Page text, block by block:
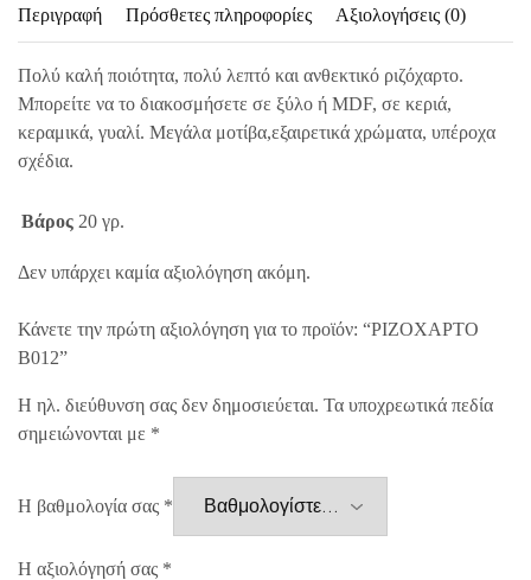
Περιγραφή Πρόσθετες πληροφορίες Αξιολογήσεις (0)
Πολύ καλή ποιότητα, πολύ λεπτό και ανθεκτικό ριζόχαρτο.
Μπορείτε να το διακοσμήσετε σε ξύλο ή MDF, σε κεριά,
κεραμικά, γυαλί. Μεγάλα μοτίβα,εξαιρετικά χρώματα, υπέροχα
σχέδια.
Βάρος 20 γρ.
Δεν υπάρχει καμία αξιολόγηση ακόμη.
Κάνετε την πρώτη αξιολόγηση για το προϊόν: “ΡΙΖΟΧΑΡΤΟ
B012”
Η ηλ. διεύθυνση σας δεν δημοσιεύεται. Τα υποχρεωτικά πεδία
σημειώνονται με *
Η βαθμολογία σας *
Η αξιολόγησή σας *